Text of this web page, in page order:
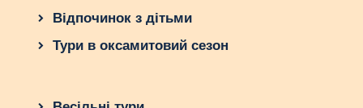
Відпочинок з дітьми
Тури в оксамитовий сезон